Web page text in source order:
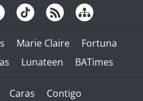
Marie Claire
Fortuna
Lunateen BATimes
Caras
Contigo